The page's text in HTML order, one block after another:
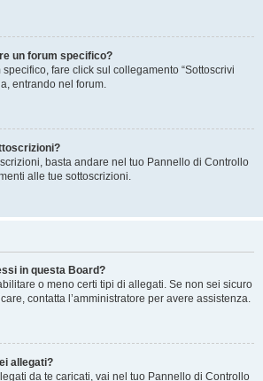
un forum specifico?
fare click sul collegamento “Sottoscrivi
entrando nel forum.
basta andare nel tuo Pannello di Controllo
alle tue sottoscrizioni.
in questa Board?
o meno certi tipi di allegati. Se non sei sicuro
contatta l’amministratore per avere assistenza.
allegati?
da te caricati, vai nel tuo Pannello di Controllo